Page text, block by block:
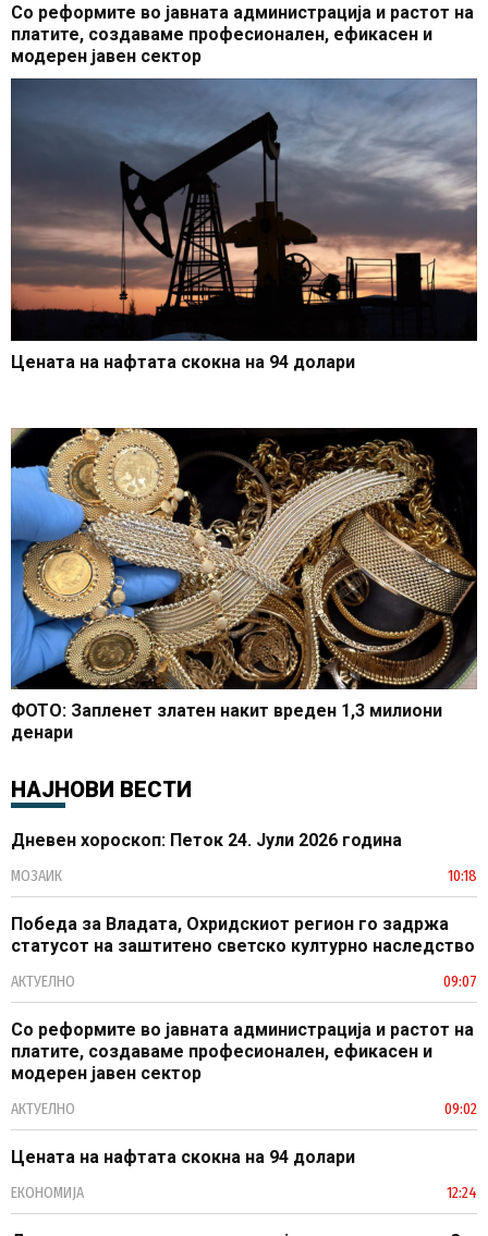
Со реформите во јавната администрација и растот на
платите, создаваме професионален, ефикасен и
модерен јавен сектор
Цената на нафтата скокна на 94 долари
ФОТО: Запленет златен накит вреден 1,3 милиони
денари
НАЈНОВИ ВЕСТИ
Дневен хороскоп: Петок 24. Јули 2026 година
МОЗАИК 10:18
Победа за Владата, Охридскиот регион го задржа
статусот на заштитено светско културно наследство
АКТУЕЛНО 09:07
Со реформите во јавната администрација и растот на
платите, создаваме професионален, ефикасен и
модерен јавен сектор
АКТУЕЛНО 09:02
Цената на нафтата скокна на 94 долари
ЕКОНОМИЈА 12:24